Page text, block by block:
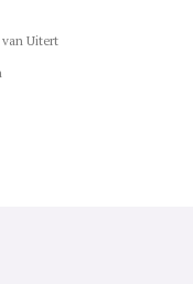
Uitert